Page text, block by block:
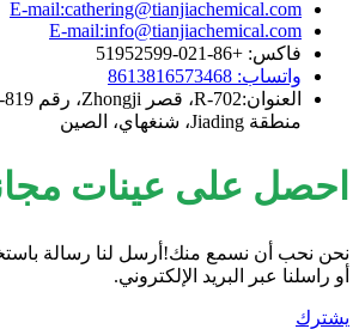
E-mail:cathering@tianjiachemical.com
E-mail:info@tianjiachemical.com
فاكس: +86-021-51952599
واتساب: 8613816573468
منطقة Jiading، شنغهاي، الصين
احصل على عينات
نحن نحب أن نسمع منك!أرسل لنا رسالة
أو راسلنا عبر البريد الإلكتروني.
يشترك